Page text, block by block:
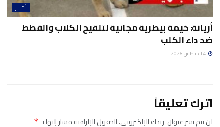
أخبار
أريانة: خيمة بيطرية مجانية لتلقيح الكلاب والقطط
ضد داء الكلب
اترك تعليقاً
لن يتم نشر عنوان بريدك الإلكتروني.الحقول الإلزامية مشار إليها بـ*